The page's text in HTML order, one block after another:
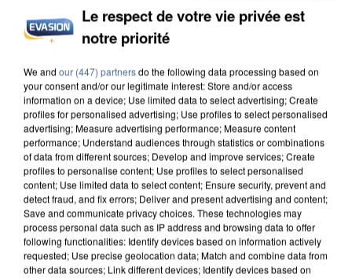
Le respect de votre vie privée est
notre priorité
We and our (447) partnersdo the following data processing based on
your consent and/or our legitimate interest: Store and/or access
information on a device; Use limited data to select advertising; Create
profiles for personalised advertising; Use profiles to select personalised
advertising; Measure advertising performance; Measure content
performance; Understand audiences through statistics or combinations
of data from different sources; Develop and improve services; Create
profiles to personalise content; Use profiles to select personalised
content; Use limited data to select content; Ensure security, prevent and
detect fraud, and fix errors; Deliver and present advertising and content;
Save and communicate privacy choices. These technologies may
process personal data such as IP address and browsing data to offer
following functionalities: Identify devices based on information actively
requested; Use precise geolocation data; Match and combine data from
other data sources; Link different devices; Identify devices based on